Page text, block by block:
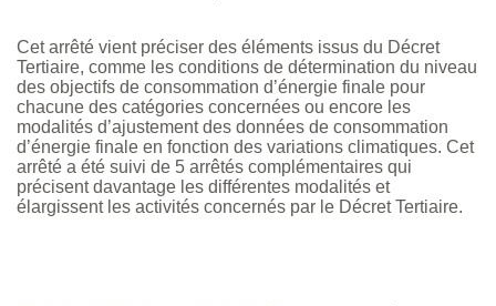
Cet arrêté vient préciser des éléments issus du Décret
Tertiaire, comme les conditions de détermination du niveau
des objectifs de consommation d’énergie finale pour
chacune des catégories concernées ou encore les
modalités d’ajustement des données de consommation
d’énergie finale en fonction des variations climatiques. Cet
arrêté a été suivi de 5 arrêtés complémentaires qui
précisent davantage les différentes modalités et
élargissent les activités concernés par le Décret Tertiaire.